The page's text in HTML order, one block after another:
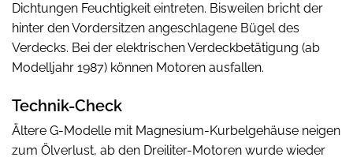
Dichtungen Feuchtigkeit eintreten. Bisweilen bricht der
hinter den Vordersitzen angeschlagene Bügel des
Verdecks. Bei der elektrischen Verdeckbetätigung (ab
Modelljahr 1987) können Motoren ausfallen.
Technik-Check
Ältere G-Modelle mit Magnesium-Kurbelgehäuse neigen
zum Ölverlust, ab den Dreiliter-Motoren wurde wieder